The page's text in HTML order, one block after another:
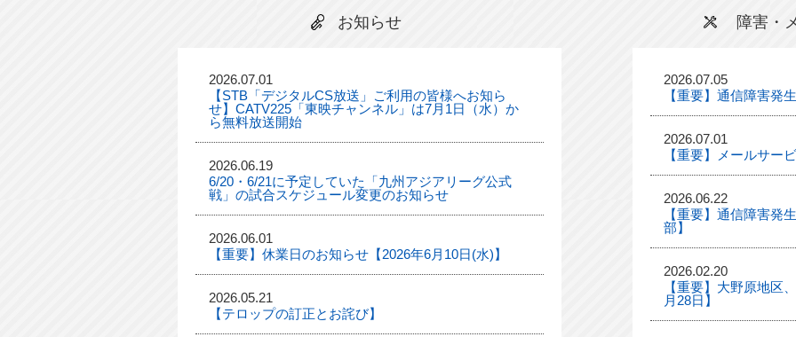
お知らせ
2026.07.01
【STB「デジタルCS放送」ご利用の皆様へお知ら
せ】CATV225「東映チャンネル」は7月1日（水）か
ら無料放送開始
2026.06.19
6/20・6/21に予定していた「九州アジアリーグ公式
戦」の試合スケジュール変更のお知らせ
2026.06.01
【重要】休業日のお知らせ【2026年6月10日(水)】
2026.05.21
【テロップの訂正とお詫び】
障害・
2026.07.05
【重要】通信障害発
2026.07.01
【重要】メールサー
2026.06.22
【重要】通信障害発
部】
2026.02.20
【重要】大野原地区
月28日】